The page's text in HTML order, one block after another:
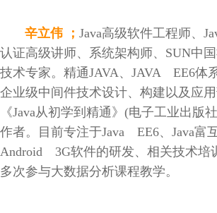
辛立伟 ； Java高级软件工程师、
认证高级讲师、系统架构师、SUN中
技术专家。精通JAVA、JAVA EE6体
企业级中间件技术设计、构建以及应
《Java从初学到精通》(电子工业出版
作者。目前专注于Java EE6、Java富
Android 3G软件的研发、相关技术培
多次参与大数据分析课程教学。